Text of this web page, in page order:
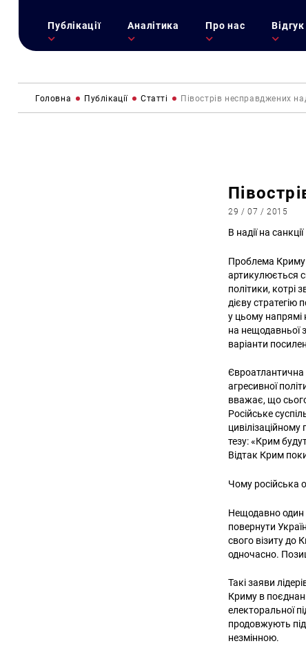
Публікації Аналітика Про нас Відгук
Головна Публікації Статті Півострів несправджених
29 / 07 / 2015
В надії на санкції
Проблема Криму
артикулюється
політики,
дієву стратегію
у цьому напрямі
на нещодавньої
варіанти
Євроатлантична
агресивної
вважає, що
Російське
тезу: «Крим
Відтак Крим
Чому російська
Нещодавно один
повернути
свого візиту до
одночасно.
Такі заяви
Криму в
електоральної
продовжують
незмінною.